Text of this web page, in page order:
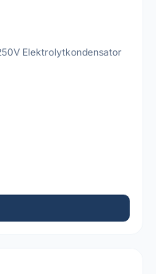
Elektrolytkondensator